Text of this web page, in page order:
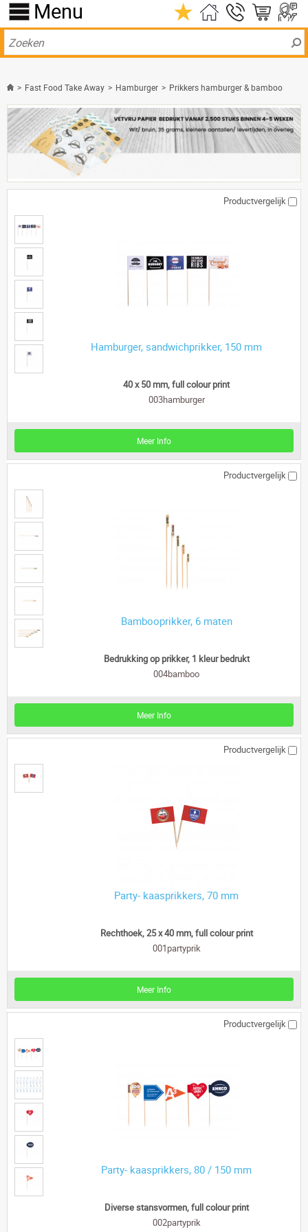
Menu
> Fast Food Take Away > Hamburger > Prikkers hamburger & bamboo
Productvergelijk
Hamburger, sandwichprikker, 150 mm
40 x 50 mm, full colour print
003hamburger
Meer Info
Productvergelijk
Bambooprikker, 6 maten
Bedrukking op prikker, 1 kleur bedrukt
004bamboo
Meer Info
Productvergelijk
Party- kaasprikkers, 70 mm
Rechthoek, 25 x 40 mm, full colour print
001partyprik
Meer Info
Productvergelijk
Party- kaasprikkers, 80 / 150 mm
Diverse stansvormen, full colour print
002partyprik